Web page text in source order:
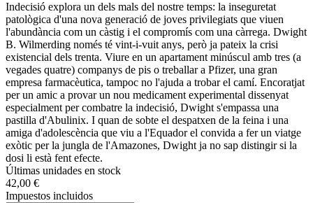
Indecisió explora un dels mals del nostre temps: la inseguretat
patològica d'una nova generació de joves privilegiats que viuen
l'abundància com un càstig i el compromís com una càrrega. Dwight
B. Wilmerding només té vint-i-vuit anys, però ja pateix la crisi
existencial dels trenta. Viure en un apartament minúscul amb tres (a
vegades quatre) companys de pis o treballar a Pfizer, una gran
empresa farmacèutica, tampoc no l'ajuda a trobar el camí. Encoratjat
per un amic a provar un nou medicament experimental dissenyat
especialment per combatre la indecisió, Dwight s'empassa una
pastilla d'Abulinix. I quan de sobte el despatxen de la feina i una
amiga d'adolescència que viu a l'Equador el convida a fer un viatge
exòtic per la jungla de l'Amazones, Dwight ja no sap distingir si la
dosi li està fent efecte.
Últimas unidades en stock
42,00 €
Impuestos incluidos